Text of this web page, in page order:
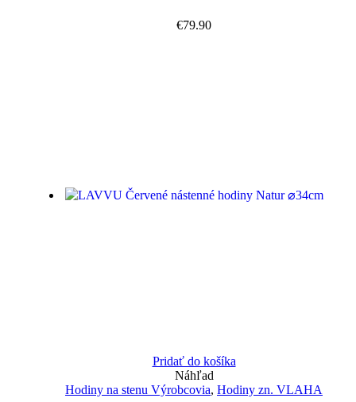
€79.90
Pridať do košíka
Náhľad
Hodiny na stenu Výrobcovia, Hodiny zn. VLAHA